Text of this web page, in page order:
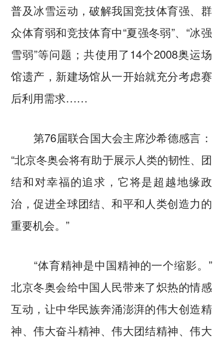
普及冰雪运动，破解我国竞技体育强、群
众体育弱和竞技体育中“夏强冬弱”、“冰强
雪弱”等问题；共使用了14个2008奥运场
馆遗产，新建场馆从一开始就充分考虑赛
后利用需求……
第76届联合国大会主席沙希德感言：
“北京冬奥会将有助于展示人类的韧性、团
结和对幸福的追求，它将是超越地缘政
治，促进全球团结、和平和人类创造力的
重要机会。”
“体育精神是中国精神的一个缩影。”
北京冬奥会给中国人民带来了炽热的情感
互动，让中华民族奔涌澎湃的伟大创造精
神、伟大奋斗精神、伟大团结精神、伟大